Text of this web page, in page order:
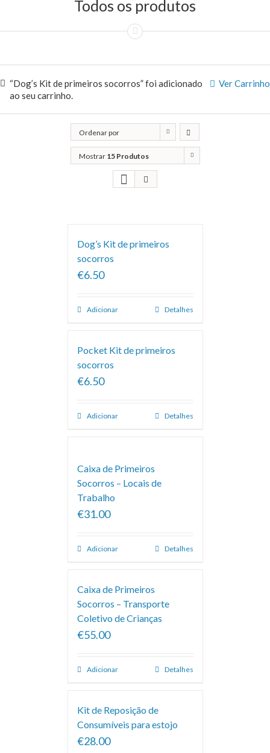
Todos os produtos
Ver Carrinho
“Dog’s Kit de primeiros socorros” foi adicionado
ao seu carrinho.
Ordenar por
Classificação
Mostrar 15 Produtos
Dog’s Kit de primeiros
socorros
€6.50
Adicionar Detalhes
Pocket Kit de primeiros
socorros
€6.50
Adicionar Detalhes
Caixa de Primeiros
Socorros – Locais de
Trabalho
€31.00
Adicionar Detalhes
Caixa de Primeiros
Socorros – Transporte
Coletivo de Crianças
€55.00
Adicionar Detalhes
Kit de Reposição de
Consumíveis para estojo
€28.00